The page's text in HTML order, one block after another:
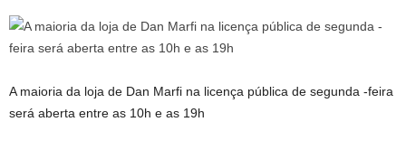
A maioria da loja de Dan Marfi na licença pública de segunda -feira
será aberta entre as 10h e as 19h